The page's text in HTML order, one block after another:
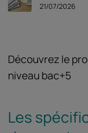
21/07/2026
Découvrez le
niveau bac+5
Les